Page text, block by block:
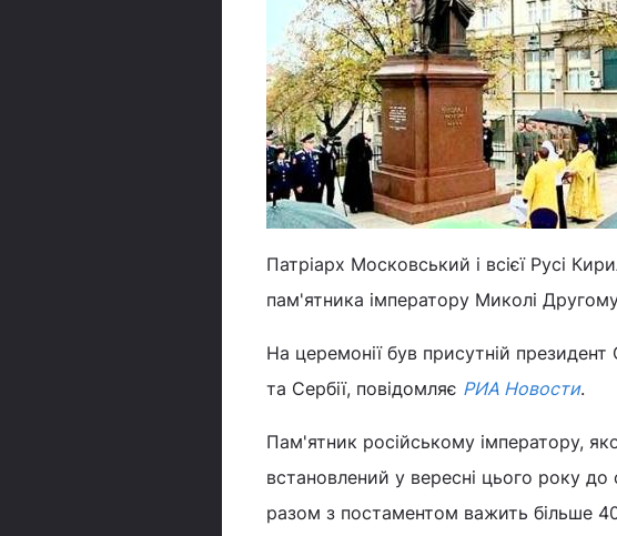
Патріарх Московський і всієї Русі
пам'ятника імператору Миколі
На церемонії був присутній президент
та Сербії, повідомляє РИА Новости.
Пам'ятник російському імператору,
встановлений у вересні цього року до
разом з постаментом важить більше